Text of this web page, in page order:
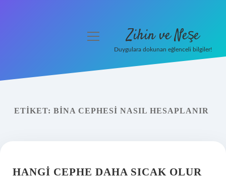
Yasal Uyarı
menüyü
Zihin ve Neşe
Duygulara dokunan eğlenceli bilgiler!
ETIKET: BINA CEPHESI NASIL HESAPLANIR
HANGI CEPHE DAHA SICAK OLUR